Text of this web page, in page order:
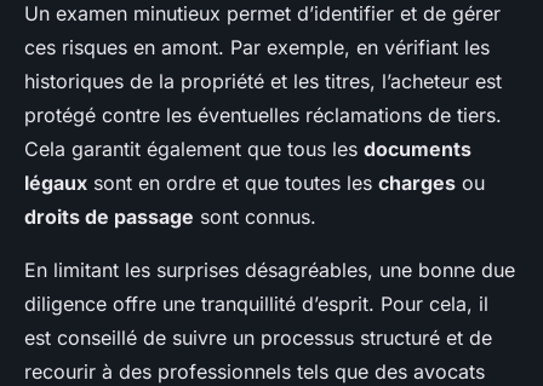
Un examen minutieux permet d’identifier et de gérer
ces risques en amont. Par exemple, en vérifiant les
historiques de la propriété et les titres, l’acheteur est
protégé contre les éventuelles réclamations de tiers.
Cela garantit également que tous les documents
légaux sont en ordre et que toutes les charges ou
droits de passage sont connus.
En limitant les surprises désagréables, une bonne due
diligence offre une tranquillité d’esprit. Pour cela, il
est conseillé de suivre un processus structuré et de
recourir à des professionnels tels que des avocats